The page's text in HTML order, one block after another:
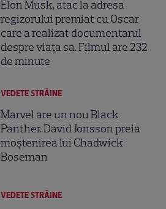
Elon Musk, atac la adresa
regizorului premiat cu Oscar
care a realizat documentarul
despre viața sa. Filmul are 232
de minute
VEDETE STRĂINE
Marvel are un nou Black
Panther. David Jonsson preia
moștenirea lui Chadwick
Boseman
VEDETE STRĂINE